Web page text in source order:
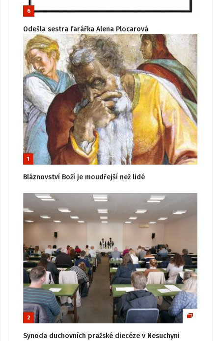
6
Odešla sestra farářka Alena Plocarová
1
Bláznovství Boží je moudřejší než lidé
2
Synoda duchovních pražské diecéze v Nesuchyni